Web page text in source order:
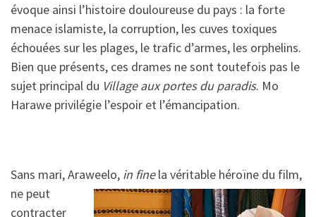
évoque ainsi l’histoire douloureuse du pays : la forte
menace islamiste, la corruption, les cuves toxiques
échouées sur les plages, le trafic d’armes, les orphelins.
Bien que présents, ces drames ne sont toutefois pas le
sujet principal du Village aux portes du paradis. Mo
Harawe privilégie l’espoir et l’émancipation.
Sans mari, Araweelo, in finela véritable héroïne du film,
ne peut
contracter